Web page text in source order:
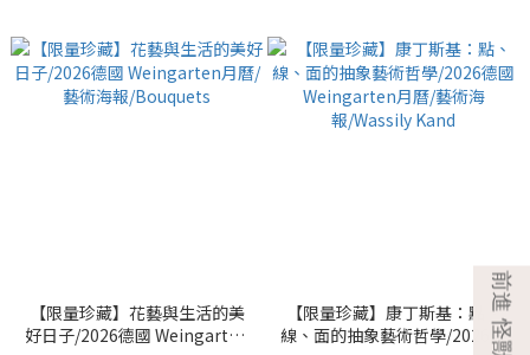
【限量珍藏】花藝與生活的美
好日子/2026德國 Weingarten
【限量珍藏】康丁斯基：點、
線、面的抽象藝術哲學/2026德